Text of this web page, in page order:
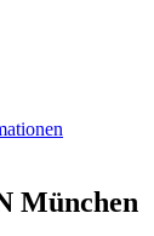
München